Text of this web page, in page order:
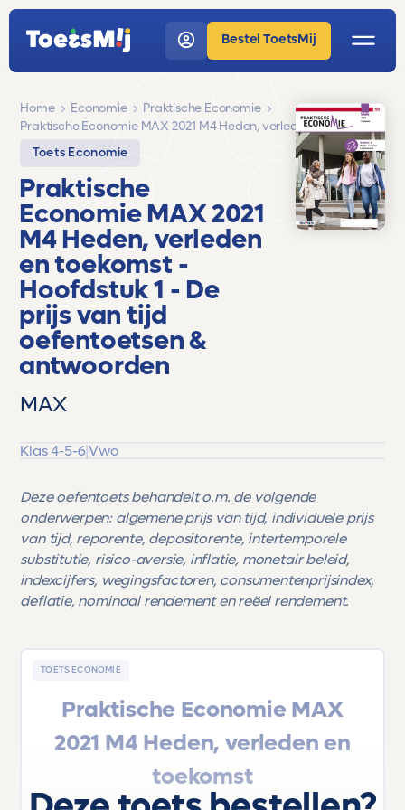
Bestel ToetsMij
Home Economie
Praktische Economie
Praktische Economie MAX 2021 M4 Heden, verleden en toekomst
Toets Economie
Praktische
Economie MAX 2021
M4 Heden, verleden
en toekomst -
Hoofdstuk 1 - De
prijs van tijd
oefentoetsen &
antwoorden
MAX
Klas 4-5-6|Vwo
Deze oefentoets behandelt o.m. de volgende
onderwerpen: algemene prijs van tijd, individuele prijs
van tijd, reporente, depositorente, intertemporele
substitutie, risico-aversie, inflatie, monetair beleid,
indexcijfers, wegingsfactoren, consumentenprijsindex,
deflatie, nominaal rendement en reëel rendement.
TOETS ECONOMIE
Praktische Economie MAX
2021 M4 Heden, verleden en
toekomst